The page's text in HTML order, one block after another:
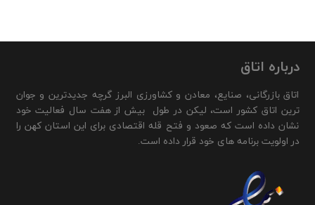
درباره اتاق
اتاق بازرگانی، صنایع، معادن و کشاورزی البرز گرچه جدیدترین و جوان
ترین اتاق کشور است، لیکن در طول بیش از هفت سال فعالیت خود
نشان داده است که صعود و فتح قله اقتصادی برای این استان کهن را
در اولویت برنامه های خود قرار داده است.